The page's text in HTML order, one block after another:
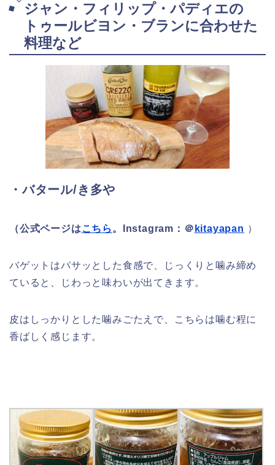
ジャン・フィリップ・パディエの
トゥールビヨン・ブランに合わせた
料理など
・バタール/き多や
（公式ページは こちら 。Instagram：＠ kitayapan ）
バゲットはパサッとした食感で、じっくりと噛み締め
ていると、じわっと味わいが出てきます。
皮はしっかりとした噛みごたえで、こちらは噛む程に
香ばしく感じます。